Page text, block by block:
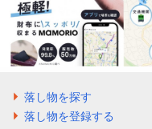
落し物を探す
落し物を登録する